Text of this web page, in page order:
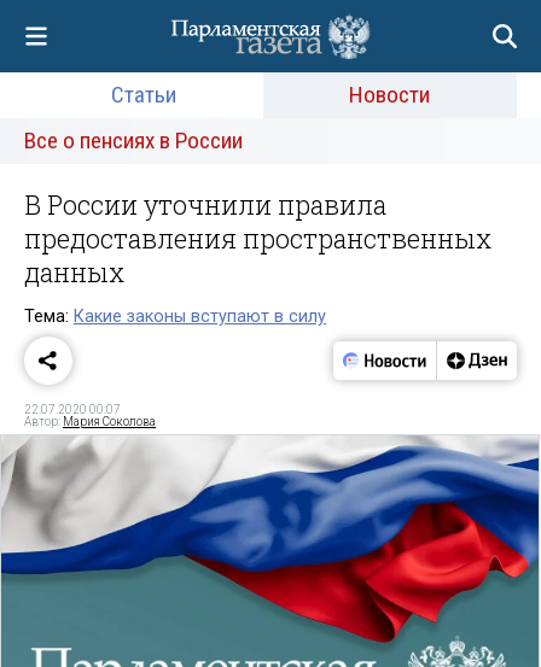
Статьи
Новости
Все о пенсиях в России
В России уточнили правила
предоставления пространственных
данных
Тема: Какие законы вступают в силу
22.07.2020 00:07
Автор: Мария Соколова